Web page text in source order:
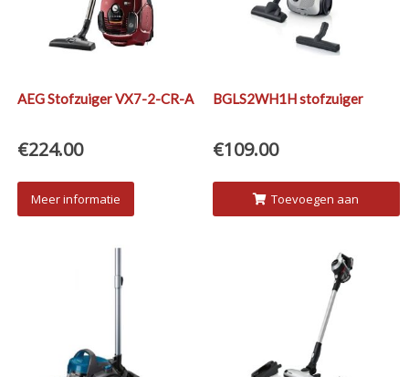
AEG Stofzuiger VX7-2-CR-A
€224.00
Meer informatie
BGLS2WH1H stofzuiger
€109.00
Toevoegen aan